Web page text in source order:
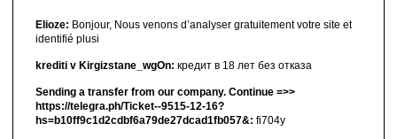
Elioze: Bonjour, Nous venons d’analyser gratuitement votre site et
identifié plusi
krediti v Kirgizstane_wgOn: кредит в 18 лет без отказа
Sending a transfer from our company. Continue =>>
https://telegra.ph/Ticket--9515-12-16?
hs=b10ff9c1d2cdbf6a79de27dcad1fb057&: fi704y